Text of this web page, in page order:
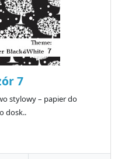
7
stylowy – papier do
dosk..